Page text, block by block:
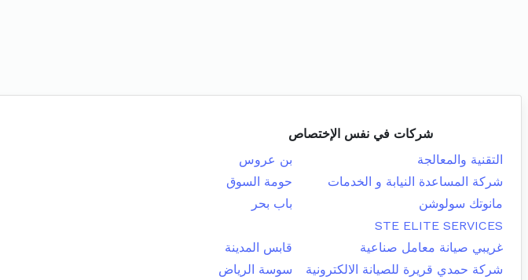
شركات في نفس الإختصاص
التقنية والمعالجة
بن عروس
شركة المساعدة النيابة و الخدمات
حومة السوق
مانوتك سولوشن
باب بحر
STE ELITE SERVICES
غريبي صيانة معامل صناعية
قابس المدينة
شركة حمدي قريرة للصيانة الالكترونية
سوسة الرياض